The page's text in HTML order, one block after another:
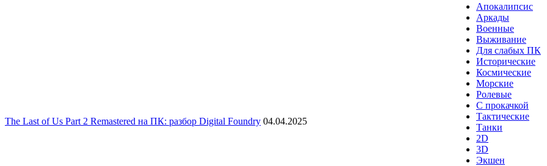
Апокалипсис
Аркады
Военные
Выживание
Для слабых ПК
Исторические
Космические
Морские
Ролевые
С прокачкой
Тактические
Танки
2D
3D
Экшен
The Last of Us Part 2 Remastered на ПК: разбор Digital Foundry 04.04.2025